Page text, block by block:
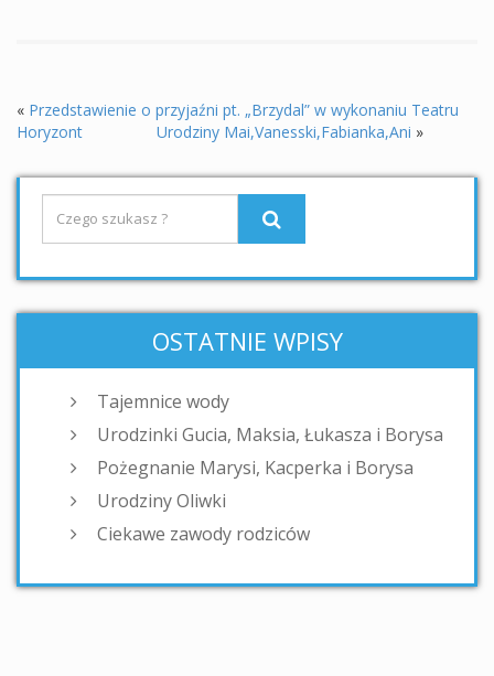
« Przedstawienie o przyjaźni pt. „Brzydal” w wykonaniu Teatru
Horyzont
Urodziny Mai,Vanesski,Fabianka,Ani »
OSTATNIE WPISY
Tajemnice wody
Urodzinki Gucia, Maksia, Łukasza i Borysa
Pożegnanie Marysi, Kacperka i Borysa
Urodziny Oliwki
Ciekawe zawody rodziców